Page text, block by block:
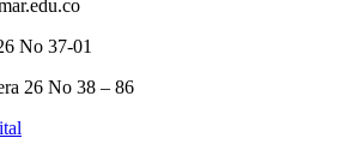
No 37-01
26 No 38 – 86